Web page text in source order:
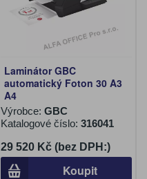
Laminátor GBC
automatický Foton 30 A3
A4
Výrobce: GBC
Katalogové číslo: 316041
29 520 Kč (bez DPH:)
Koupit